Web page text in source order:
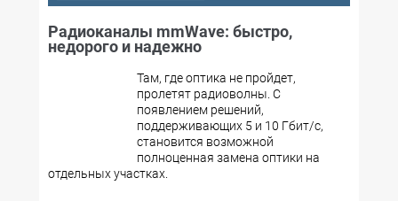
Радиоканалы mmWave: быстро,
недорого и надежно
Там, где оптика не пройдет,
пролетят радиоволны. С
появлением решений,
поддерживающих 5 и 10 Гбит/с,
становится возможной
полноценная замена оптики на
отдельных участках.